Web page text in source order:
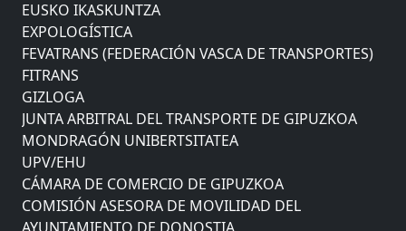
EUSKO IKASKUNTZA
EXPOLOGÍSTICA
FEVATRANS (FEDERACIÓN VASCA DE TRANSPORTES)
FITRANS
GIZLOGA
JUNTA ARBITRAL DEL TRANSPORTE DE GIPUZKOA
MONDRAGÓN UNIBERTSITATEA
UPV/EHU
CÁMARA DE COMERCIO DE GIPUZKOA
COMISIÓN ASESORA DE MOVILIDAD DEL
AYUNTAMIENTO DE DONOSTIA